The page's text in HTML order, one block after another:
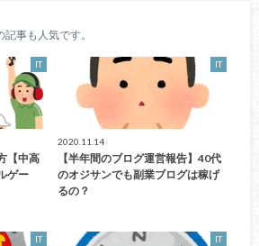
記事も人気です。
IT
【中高
ゲー
IT
2020.11.14
【半年間のブログ運営報告】40代
のオジサンでも副業ブログは稼げ
るの？
IT IT